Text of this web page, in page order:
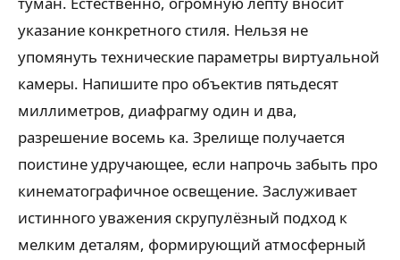
указание конкретного стиля. Нельзя не
упомянуть технические параметры виртуальной
камеры. Напишите про объектив пятьдесят
миллиметров, диафрагму один и два,
разрешение восемь ка. Зрелище получается
поистине удручающее, если напрочь забыть про
кинематографичное освещение. Заслуживает
истинного уважения скрупулёзный подход к
мелким деталям, формирующий атмосферный